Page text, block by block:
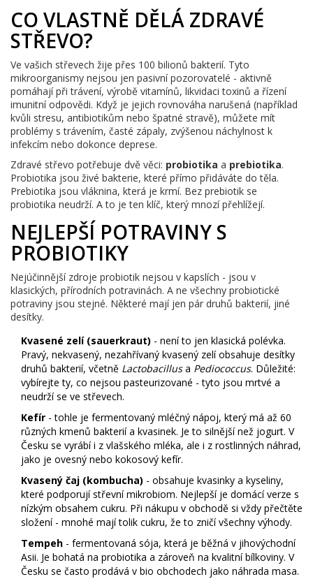
CO VLASTNĚ DĚLÁ ZDRAVÉ
STŘEVO?
Ve vašich střevech žije přes 100 bilionů bakterií. Tyto
mikroorganismy nejsou jen pasivní pozorovatelé - aktivně
pomáhají při trávení, výrobě vitamínů, likvidaci toxinů a řízení
imunitní odpovědi. Když je jejich rovnováha narušená (například
kvůli stresu, antibiotikům nebo špatné stravě), můžete mít
problémy s trávením, časté zápaly, zvýšenou náchylnost k
infekcím nebo dokonce deprese.
Zdravé střevo potřebuje dvě věci: probiotika a prebiotika.
Probiotika jsou živé bakterie, které přímo přidáváte do těla.
Prebiotika jsou vláknina, která je krmí. Bez prebiotik se
probiotika neudrží. A to je ten klíč, který mnozí přehlížejí.
NEJLEPŠÍ POTRAVINY S
PROBIOTIKY
Nejúčinnější zdroje probiotik nejsou v kapslích - jsou v
klasických, přírodních potravinách. A ne všechny probiotické
potraviny jsou stejné. Některé mají jen pár druhů bakterií, jiné
desítky.
Kvasené zelí (sauerkraut) - není to jen klasická polévka.
Pravý, nekvasený, nezahřívaný kvasený zelí obsahuje desítky
druhů bakterií, včetně Lactobacillusa Pediococcus. Důležité:
vybírejte ty, co nejsou pasteurizované - tyto jsou mrtvé a
neudrží se ve střevech.
Kefír - tohle je fermentovaný mléčný nápoj, který má až 60
různých kmenů bakterií a kvasinek. Je to silnější než jogurt. V
Česku se vyrábí i z vlašského mléka, ale i z rostlinných náhrad,
jako je ovesný nebo kokosový kefír.
Kvasený čaj (kombucha) - obsahuje kvasinky a kyseliny,
které podporují střevní mikrobiom. Nejlepší je domácí verze s
nízkým obsahem cukru. Při nákupu v obchodě si vždy přečtěte
složení - mnohé mají tolik cukru, že to zničí všechny výhody.
Tempeh - fermentovaná sója, která je běžná v jihovýchodní
Asii. Je bohatá na probiotika a zároveň na kvalitní bílkoviny. V
Česku se často prodává v bio obchodech jako náhrada masa.